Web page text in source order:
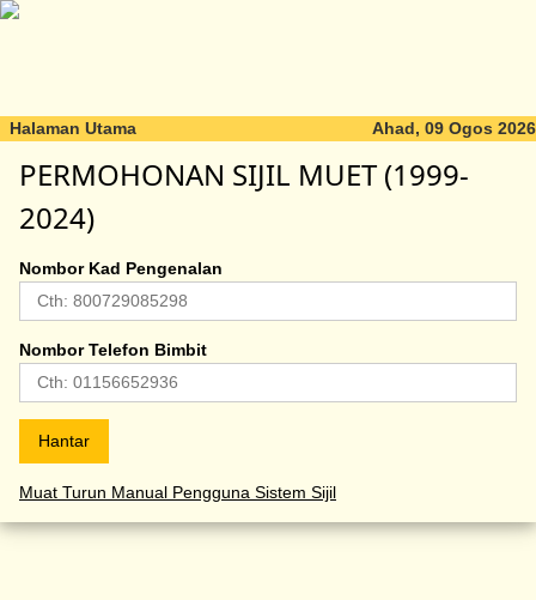
Halaman Utama Ahad, 09 Ogos 2026
PERMOHONAN SIJIL MUET (1999-
2024)
Nombor Kad Pengenalan
Nombor Telefon Bimbit
Muat Turun Manual Pengguna Sistem Sijil